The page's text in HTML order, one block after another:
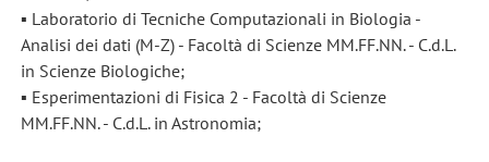
▪ Laboratorio di Tecniche Computazionali in Biologia -
Analisi dei dati (M-Z) - Facoltà di Scienze MM.FF.NN. - C.d.L.
in Scienze Biologiche;
▪ Esperimentazioni di Fisica 2 - Facoltà di Scienze
MM.FF.NN. - C.d.L. in Astronomia;